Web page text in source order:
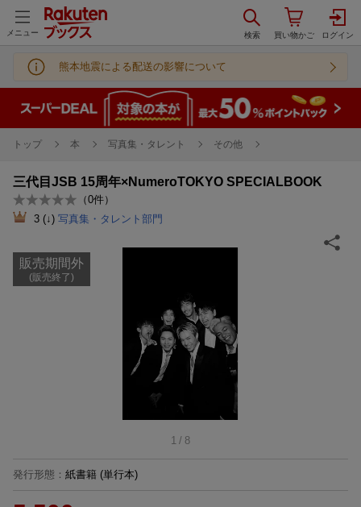
メニュー
熊本地震による配送の影響について
トップ 本 写真集・タレント その他
三代目JSB 15周年×NumeroTOKYO SPECIALBOOK
（0件）
3 (↓) 写真集・タレント部門
販売期間外
(販売終了)
1 / 8
発行形態 ： 紙書籍 (単行本)